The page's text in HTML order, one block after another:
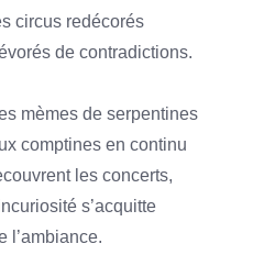
circus redécorés
de contradictions.
mèmes de serpentines
comptines en continu
les concerts,
s’acquitte
l’ambiance.